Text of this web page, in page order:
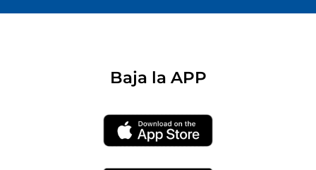
Baja la APP